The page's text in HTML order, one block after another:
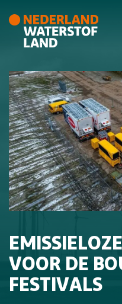
VOOR DE
FESTIVALS